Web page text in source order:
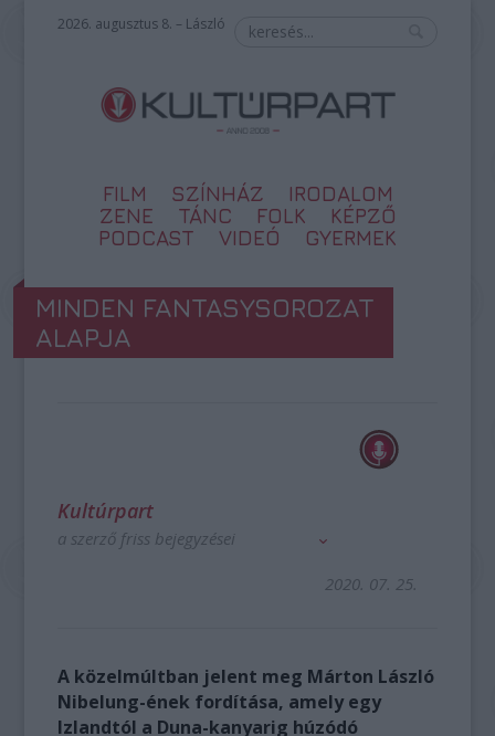
2026. augusztus 8. – László
FILM SZÍNHÁZ
IRODALOM
ZENE
TÁNC FOLK
KÉPZŐ
PODCAST
VIDEÓ GYERMEK
MINDEN FANTASYSOROZAT
ALAPJA
Kultúrpart
a szerző friss bejegyzései
2020. 07. 25.
A közelmúltban jelent meg Márton László
Nibelung-ének fordítása, amely egy
Izlandtól a Duna-kanyarig húzódó